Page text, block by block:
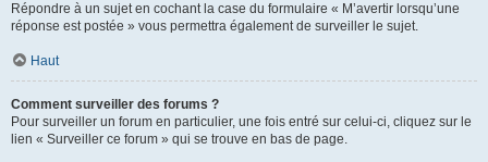
Répondre à un sujet en cochant la case du formulaire « M’avertir lorsqu’une
réponse est postée » vous permettra également de surveiller le sujet.
Haut
Comment surveiller des forums ?
Pour surveiller un forum en particulier, une fois entré sur celui-ci, cliquez sur le
lien « Surveiller ce forum » qui se trouve en bas de page.